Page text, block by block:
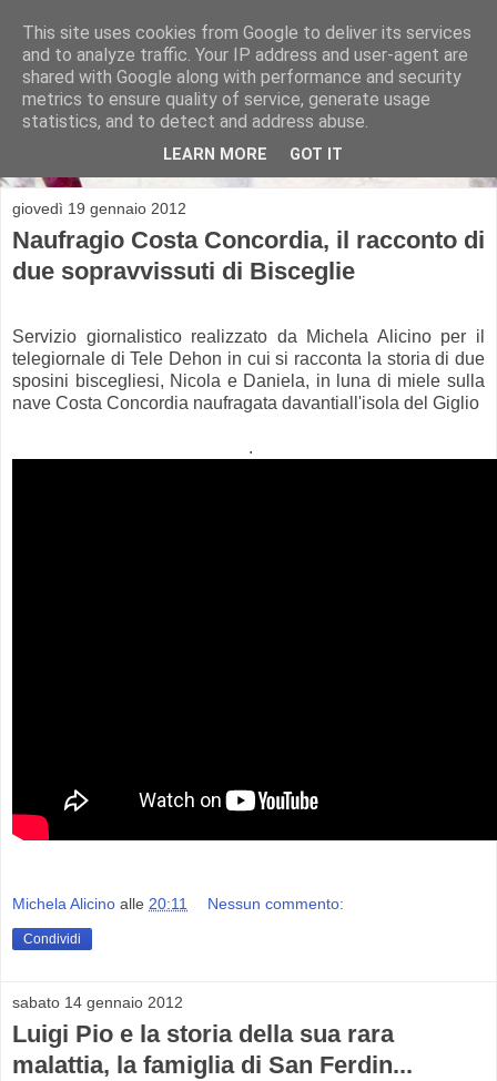
Michela Alicino
giovedì 19 gennaio 2012
Naufragio Costa Concordia, il racconto di
due sopravvissuti di Bisceglie
Servizio giornalistico realizzato da Michela Alicino per il
telegiornale di Tele Dehon in cui si racconta la storia di due
sposini biscegliesi, Nicola e Daniela, in luna di miele sulla
nave Costa Concordia naufragata davantiall'isola del Giglio
.
Michela Alicino alle 20:11 Nessun commento:
Condividi
sabato 14 gennaio 2012
Luigi Pio e la storia della sua rara
malattia, la famiglia di San Ferdin...
This site uses cookies from Google to deliver its services
and to analyze traffic. Your IP address and user-agent are
shared with Google along with performance and security
metrics to ensure quality of service, generate usage
statistics, and to detect and address abuse.
LEARN MORE GOT IT